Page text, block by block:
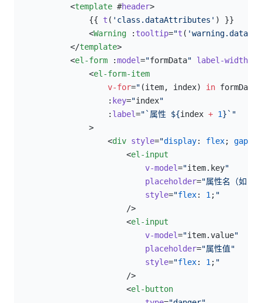
            <
template #header>
                {{
t ( 'class.dataAttributes' ) }}
                <
Warning : tooltip="t (
            </
template>
            <
el-form :model="formData" label-width
                <
el-form-item
                    v-for
=" (item, index) in
                    :
key="index"
                    :
label="`属性 ${index + 1}`"
                >
                    <
div style="display: flex; gap
                        <
el-input
                            v-model
="item.key"
                            placeholder
="属性名（如
                            style
="flex: 1 ; "
                        />
                        <
el-input
                            v-model
="item.value"
                            placeholder
="属性值"
                            style
="flex: 1 ; "
                        />
                        <
el-button